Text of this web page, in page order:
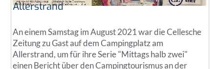
Allerstrand
An einem Samstag im August 2021 war die Cellesche
Zeitung zu Gast auf dem Campingplatz am
Allerstrand, um für ihre Serie "Mittags halb zwei"
einen Bericht über den Campingtourismus an der